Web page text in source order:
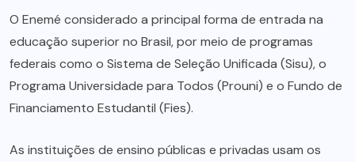
O Enemé considerado a principal forma de entrada na
educação superior no Brasil, por meio de programas
federais como o Sistema de Seleção Unificada (Sisu), o
Programa Universidade para Todos (Prouni) e o Fundo de
Financiamento Estudantil (Fies).
As instituições de ensino públicas e privadas usam os